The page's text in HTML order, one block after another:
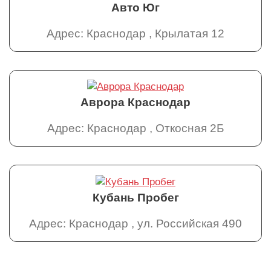
Авто Юг
Адрес: Краснодар , Крылатая 12
Аврора Краснодар
Адрес: Краснодар , Откосная 2Б
Кубань Пробег
Адрес: Краснодар , ул. Российская 490